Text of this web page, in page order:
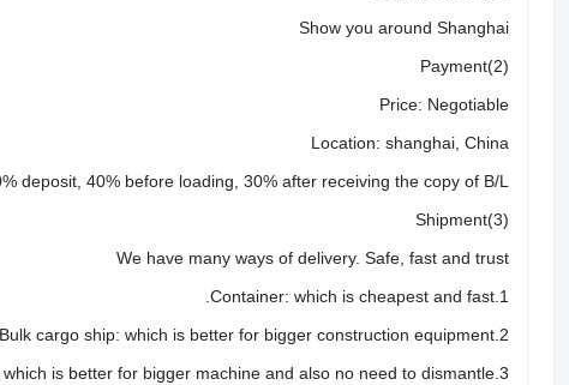
Show you around Shanghai
(2)Payment
Price: Negotiable
Location: shanghai, China
deposit, 40% before loading, 30% after receiving the copy of B/L
(3)Shipment
We have many ways of delivery. Safe, fast and trust
1.Container: which is cheapest and fast.
2.Bulk cargo ship: which is better for bigger construction equipment
3.Flat rack ship: which is better for bigger machine and also no need to dismantle